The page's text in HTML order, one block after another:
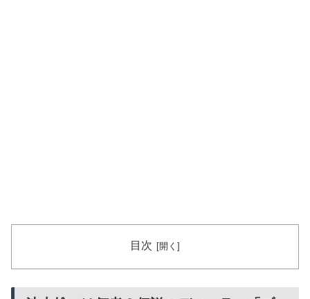
目次